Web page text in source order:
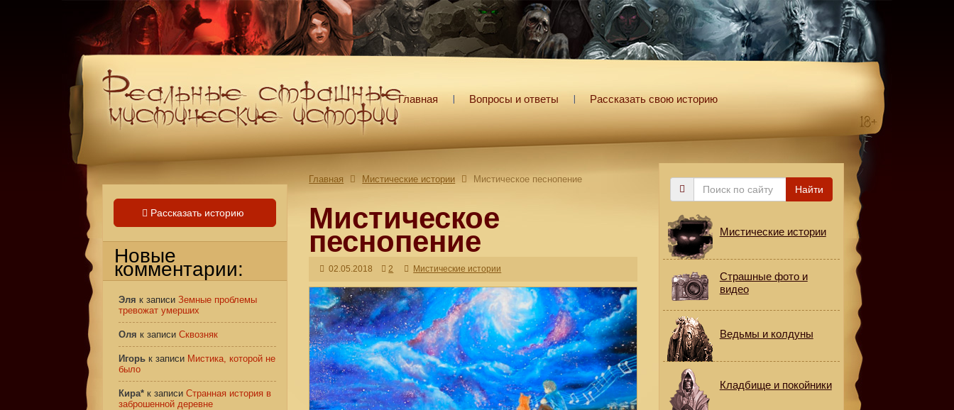
Главная Вопросы и ответы Рассказать свою историю
Главная Мистические истории Мистическое песнопение
Мистическое
песнопение
02.05.2018 2 Мистические истории
Рассказать историю
Новые
комментарии:
Эля к записи Земные проблемы
тревожат умерших
Оля к записи Сквозняк
Игорь к записи Мистика, которой не
было
Кира* к записи Странная история в
заброшенной деревне
Поиск
Найти
Мистические истории
Страшные фото и
видео
Ведьмы и колдуны
Кладбище и покойники